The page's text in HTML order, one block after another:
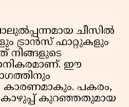
ചീസില്‍
ട്രാന്‍സ് ഫാറ്റുകളും
നിങ്ങളുടെ
ഈ
കാരണമാകും. പകരം,
കൊഴുപ്പ് കുറഞ്ഞതുമായ